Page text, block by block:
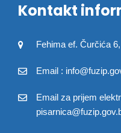
Kontakt
Fehima ef. Čurčića
Email :
Email za prijem